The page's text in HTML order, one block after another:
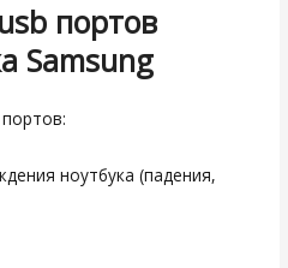
портов
Samsung
ноутбука (падения,